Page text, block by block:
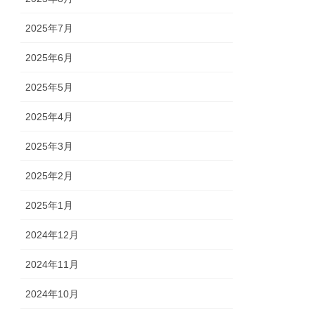
2025年7月
2025年6月
2025年5月
2025年4月
2025年3月
2025年2月
2025年1月
2024年12月
2024年11月
2024年10月